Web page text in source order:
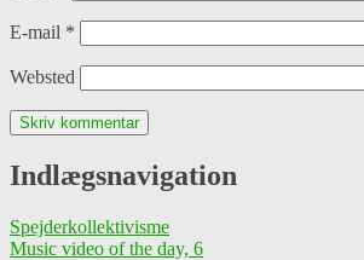
E-mail *
Websted
Indlægsnavigation
Spejderkollektivisme
Music video of the day, 6